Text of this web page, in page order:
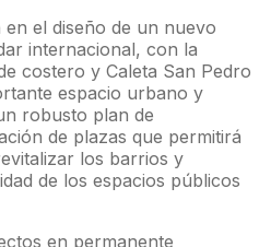
el diseño de un nuevo
internacional, con la
costero y Caleta San Pedro
espacio urbano y
robusto plan de
de plazas que permitirá
los barrios y
de los espacios públicos
en permanente